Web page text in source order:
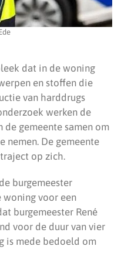
dat in de woning
en stoffen die
van harddrugs
werken de
gemeente samen om
nemen. De gemeente
op zich.
burgemeester
woning voor een
burgemeester René
voor de duur van vier
is mede bedoeld om